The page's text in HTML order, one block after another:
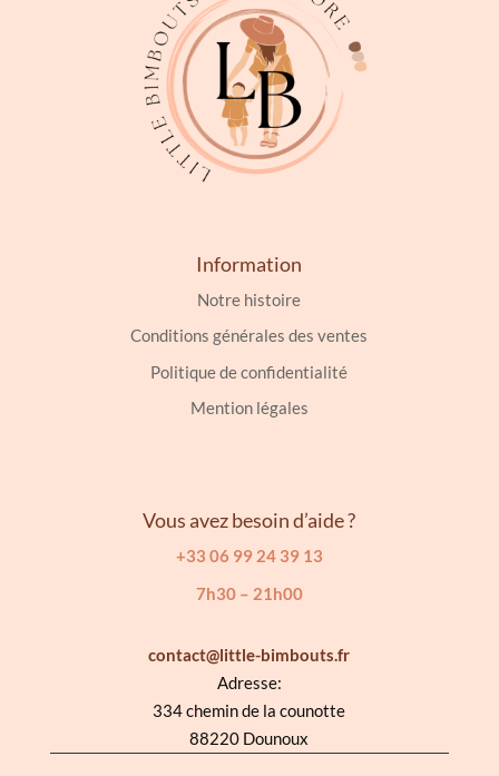
Information
Notre histoire
Conditions générales des ventes
Politique de confidentialité
Mention légales
Vous avez besoin d’aide ?
+33 06 99 24 39 13
7h30 – 21h00
contact@little-bimbouts.fr
Adresse:
334 chemin de la counotte
88220 Dounoux